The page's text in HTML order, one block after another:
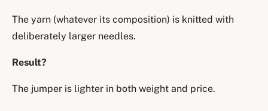
The yarn (whatever its composition) is knitted with
deliberately larger needles.
Result?
The jumper is lighter in both weight and price.